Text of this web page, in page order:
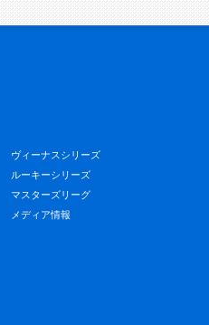
ヴィーナスシリーズ
ルーキーシリーズ
マスターズリーグ
メディア情報